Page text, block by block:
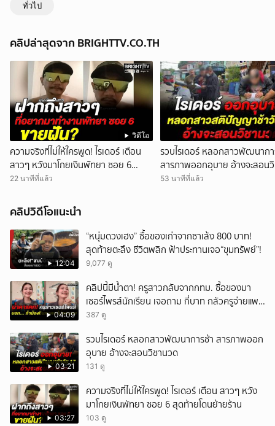
ทั่วไป
คลิปล่าสุดจาก BRIGHTTV.CO.TH
วิดีโอ
ความจริงที่ไม่ให้ใครพูด! ไรเดอร์ เตือน
สาวๆ หวังมาโกยเงินพัทยา ซอย 6
สุดท้ายโดนย้ายร้าน
22 นาทีที่แล้ว
รวบไรเดอร์ หลอกสาวพัฒนาก
สารภาพออกอุบาย อ้างจะสอน
53 นาทีที่แล้ว
คลิปวิดีโอแนะนำ
12:04
“หนุ่มดวงเฮง” ซื้อของเก่าจากซาเล้ง 800 บาท!
สุดท้ายตะลึง ชีวิตพลิก ฟ้าประทานเจอ“ขุมทรัพย์”!
9,077 ดู
04:09
คลิปนี้มีน้ำตา! ครูสาวกลับจากกทม. ซื้อของมา
เซอร์ไพรส์นักเรียน เจอถาม กี่บาท กลัวครูจ่ายแพง
w
387 ดู
03:21
รวบไรเดอร์ หลอกสาวพัฒนาการช้า สารภาพออก
อุบาย อ้างจะสอนวิชานวด
131 ดู
03:27
ความจริงที่ไม่ให้ใครพูด! ไรเดอร์ เตือน สาวๆ หวัง
มาโกยเงินพัทยา ซอย 6 สุดท้ายโดนย้ายร้าน
103 ดู